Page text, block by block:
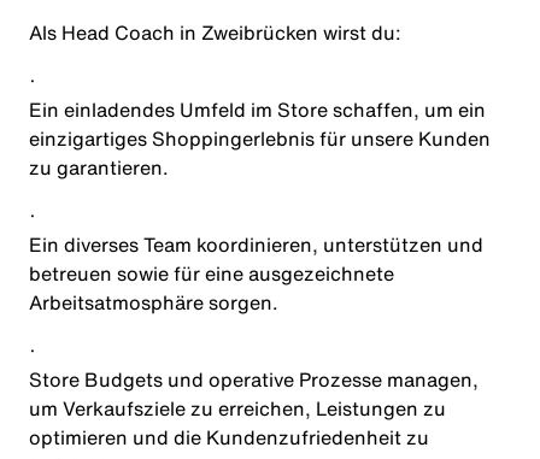
Als Head Coach in Zweibrücken wirst du:
·
Ein einladendes Umfeld im Store schaffen, um ein
einzigartiges Shoppingerlebnis für unsere Kunden
zu garantieren.
·
Ein diverses Team koordinieren, unterstützen und
betreuen sowie für eine ausgezeichnete
Arbeitsatmosphäre sorgen.
·
Store Budgets und operative Prozesse managen,
um Verkaufsziele zu erreichen, Leistungen zu
optimieren und die Kundenzufriedenheit zu